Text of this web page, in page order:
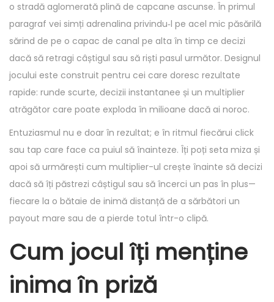
l
o stradă aglomerată plină de capcane ascunse. În primul
paragraf vei simți adrenalina privindu‑l pe acel mic păsărilă
sărind de pe o capac de canal pe alta în timp ce decizi
dacă să retragi câștigul sau să riști pasul următor. Designul
jocului este construit pentru cei care doresc rezultate
rapide: runde scurte, decizii instantanee și un multiplier
atrăgător care poate exploda în milioane dacă ai noroc.
Entuziasmul nu e doar în rezultat; e în ritmul fiecărui click
sau tap care face ca puiul să înainteze. Îți poți seta miza și
apoi să urmărești cum multiplier-ul crește înainte să decizi
dacă să îți păstrezi câștigul sau să încerci un pas în plus—
fiecare la o bătaie de inimă distanță de a sărbători un
payout mare sau de a pierde totul într-o clipă.
Cum jocul îți menține
inima în priză